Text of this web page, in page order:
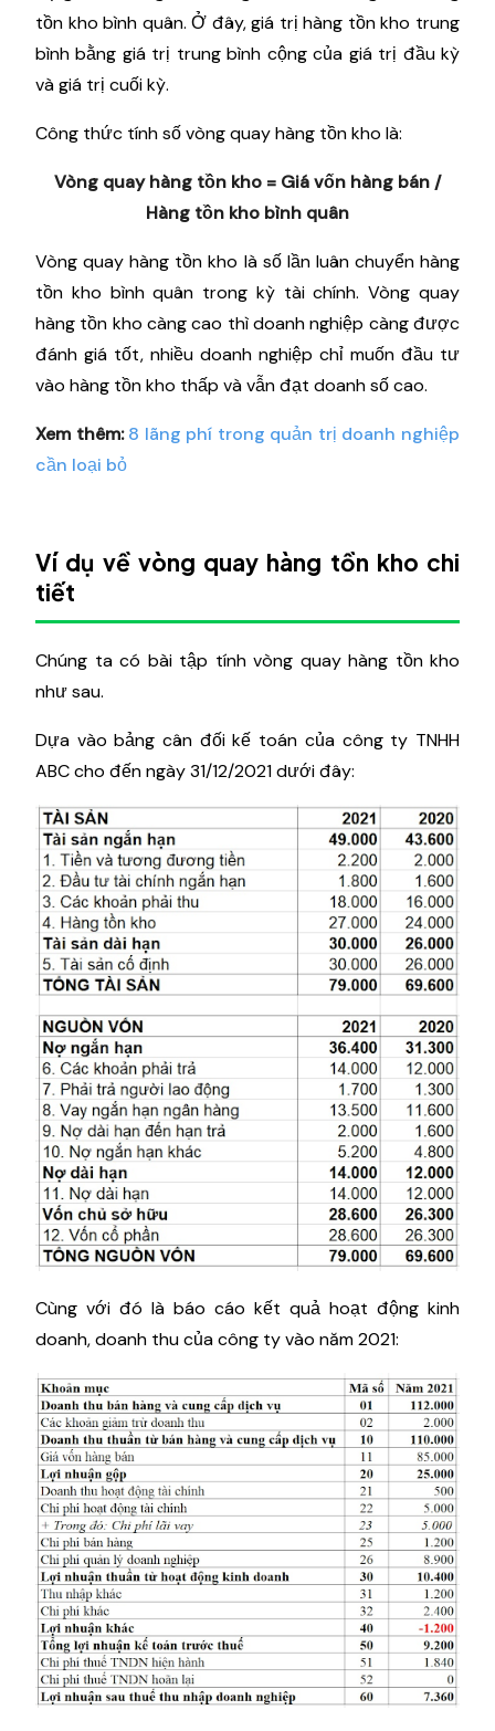
tồn kho bình quân. Ở đây, giá trị hàng tồn kho trung
bình bằng giá trị trung bình cộng của giá trị đầu kỳ
và giá trị cuối kỳ.
Công thức tính số vòng quay hàng tồn kho là:
Vòng quay hàng tồn kho = Giá vốn hàng bán /
Hàng tồn kho bình quân
Vòng quay hàng tồn kho là số lần luân chuyển hàng
tồn kho bình quân trong kỳ tài chính. Vòng quay
hàng tồn kho càng cao thì doanh nghiệp càng được
đánh giá tốt, nhiều doanh nghiệp chỉ muốn đầu tư
vào hàng tồn kho thấp và vẫn đạt doanh số cao.
Xem thêm: 8 lãng phí trong quản trị doanh nghiệp
cần loại bỏ
Ví dụ về vòng quay hàng tồn kho chi
tiết
Chúng ta có bài tập tính vòng quay hàng tồn kho
như sau.
Dựa vào bảng cân đối kế toán của công ty TNHH
ABC cho đến ngày 31/12/2021 dưới đây:
Cùng với đó là báo cáo kết quả hoạt động kinh
doanh, doanh thu của công ty vào năm 2021: